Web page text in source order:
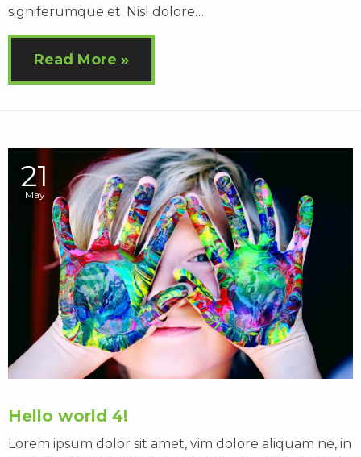
signiferumque et. Nisl dolore…
Read More
21
May
Hello world 4!
Lorem ipsum dolor sit amet, vim dolore aliquam ne, in